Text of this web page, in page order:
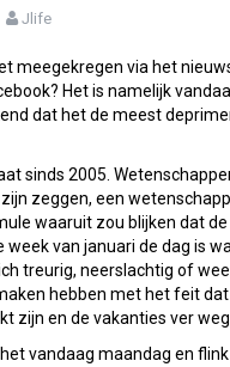
Jlife
meegekregen via het
Het is namelijk
dat het de meest
sinds 2005.
zeggen, een
waaruit zou blijken dat
week van januari de dag is
treurig, neerslachtig of
hebben met het feit
zijn en de vakanties ver weg
vandaag maandag en flink